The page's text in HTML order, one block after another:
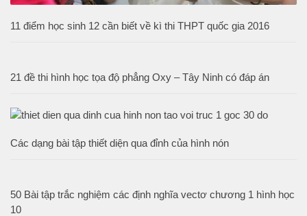
11 điểm học sinh 12 cần biết về kì thi THPT quốc gia 2016
21 đề thi hình học tọa độ phẳng Oxy – Tây Ninh có đáp án
Các dạng bài tập thiết diện qua đỉnh của hình nón
50 Bài tập trắc nghiệm các định nghĩa vectơ chương 1 hình học
10